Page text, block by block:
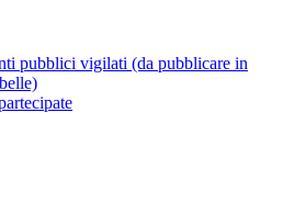
pubblici vigilati (da pubblicare in